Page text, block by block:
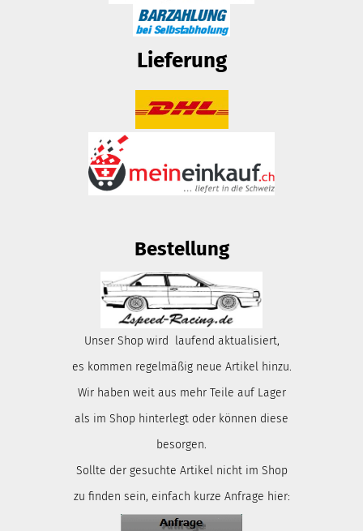
Lieferung
Bestellung
Unser Shop wird laufend aktualisiert,
es kommen regelmäßig neue Artikel hinzu.
Wir haben weit aus mehr Teile auf Lager
als im Shop hinterlegt oder können diese
besorgen.
Sollte der gesuchte Artikel nicht im Shop
zu finden sein, einfach kurze Anfrage hier: